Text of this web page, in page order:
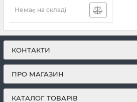
Немає на складі
КОНТАКТИ
ПРО МАГАЗИН
КАТАЛОГ ТОВАРІВ